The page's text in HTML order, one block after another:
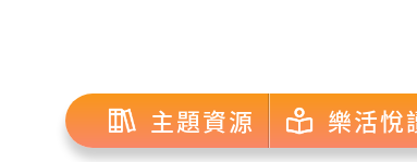
主題資源 樂活悅